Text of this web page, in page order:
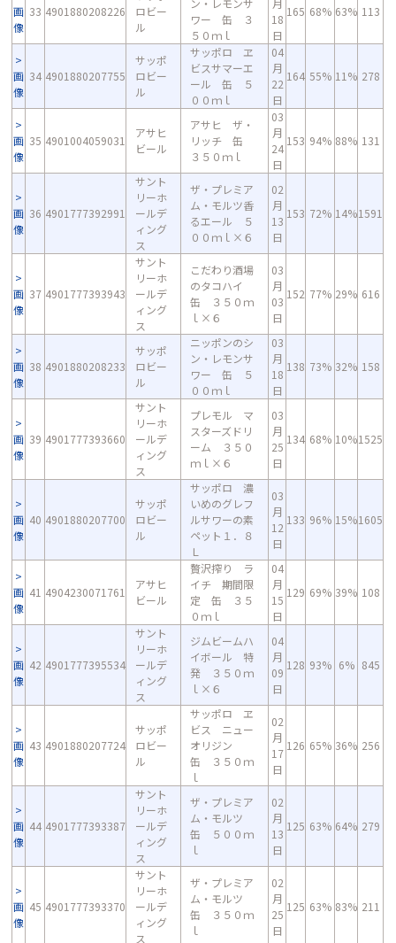
画
像
33 4901880208226
ロビー
ル
ン・レモンサ
ワー 缶 ３
５０ｍｌ
月
18
日
165 68% 63% 113
画
像
34 4901880207755
サッポ
ロビー
ル
サッポロ ヱ
ビスサマーエ
ール 缶 ５
００ｍｌ
04
月
22
日
164 55% 11% 278
画
像
35 4901004059031
アサヒ
ビール
アサヒ ザ・
リッチ 缶
３５０ｍｌ
03
月
24
日
153 94% 88% 131
画
像
36 4901777392991
サント
リーホ
ールデ
ィング
ス
ザ・プレミア
ム・モルツ香
るエール ５
００ｍｌ×６
02
月
13
日
153 72% 14%1591
画
像
37 4901777393943
サント
リーホ
ールデ
ィング
ス
こだわり酒場
のタコハイ
缶 ３５０ｍ
ｌ×６
03
月
03
日
152 77% 29% 616
画
像
38 4901880208233
サッポ
ロビー
ル
ニッポンのシ
ン・レモンサ
ワー 缶 ５
００ｍｌ
03
月
18
日
138 73% 32% 158
画
像
39 4901777393660
サント
リーホ
ールデ
ィング
ス
プレモル マ
スターズドリ
ーム ３５０
ｍｌ×６
03
月
25
日
134 68% 10%1525
画
像
40 4901880207700
サッポ
ロビー
ル
サッポロ 濃
いめのグレフ
ルサワーの素
ペット１．８
Ｌ
03
月
12
日
133 96% 15%1605
画
像
41 4904230071761
アサヒ
ビール
贅沢搾り ラ
イチ 期間限
定 缶 ３５
０ｍｌ
04
月
15
日
129 69% 39% 108
画
像
42 4901777395534
サント
リーホ
ールデ
ィング
ス
ジムビームハ
イボール 特
発 ３５０ｍ
ｌ×６
04
月
09
日
128 93% 6% 845
画
像
43 4901880207724
サッポ
ロビー
ル
サッポロ ヱ
ビス ニュー
オリジン
缶 ３５０ｍ
ｌ
02
月
17
日
126 65% 36% 256
画
像
44 4901777393387
サント
リーホ
ールデ
ィング
ス
ザ・プレミア
ム・モルツ
缶 ５００ｍ
ｌ
02
月
13
日
125 63% 64% 279
画
像
45 4901777393370
サント
リーホ
ールデ
ィング
ス
ザ・プレミア
ム・モルツ
缶 ３５０ｍ
ｌ
02
月
25
日
125 63% 83% 211